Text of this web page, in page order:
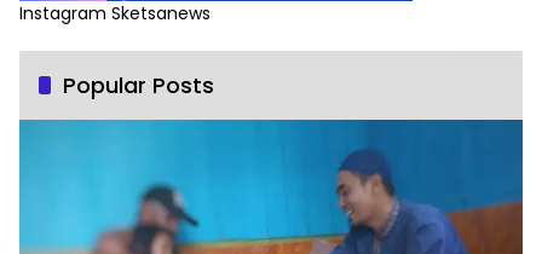
Instagram Sketsanews
Popular Posts